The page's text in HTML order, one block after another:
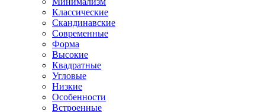
Классические
Скандинавские
Современные
Форма
Высокие
Квадратные
Угловые
Низкие
Особенности
Встроенные